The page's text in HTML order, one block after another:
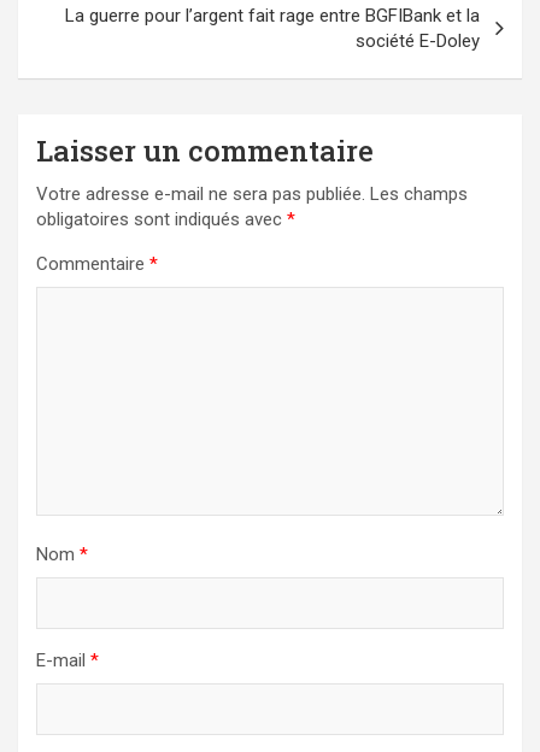
La guerre pour l’argent fait rage entre BGFIBank et la
société E-Doley
Laisser un commentaire
Votre adresse e-mail ne sera pas publiée. Les champs
obligatoires sont indiqués avec *
Commentaire *
Nom *
E-mail *